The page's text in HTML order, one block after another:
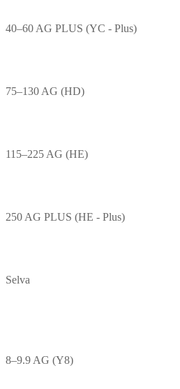
40–60 AG PLUS (YC - Plus)
75–130 AG (HD)
115–225 AG (HE)
250 AG PLUS (HE - Plus)
Selva
8–9.9 AG (Y8)